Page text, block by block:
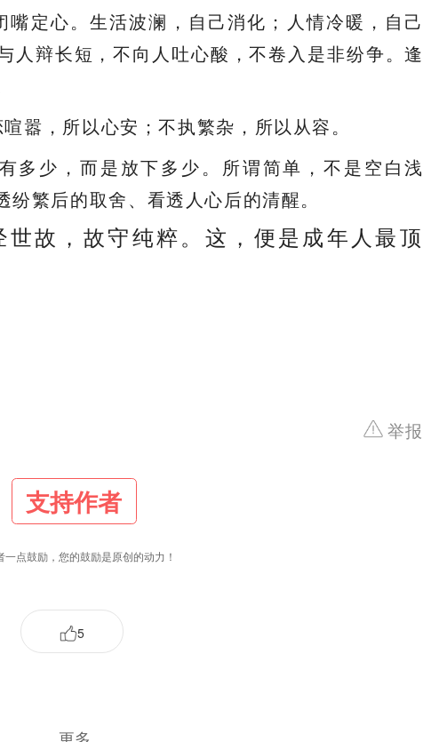
定心。生活波澜，自己消化；人情冷暖，自己
人辩长短，不向人吐心酸，不卷入是非纷争。逢
嚣，所以心安；不执繁杂，所以从容。
多少，而是放下多少。所谓简单，不是空白浅
繁后的取舍、看透人心后的清醒。
故，故守纯粹。这，便是成年人最顶
举报
支持作者
一点鼓励，您的鼓励是原创的动力！
5
更多